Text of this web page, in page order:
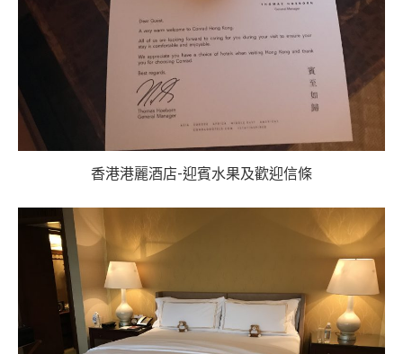
香港港麗酒店-迎賓水果及歡迎信條